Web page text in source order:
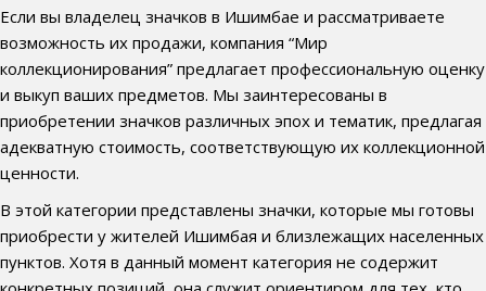
Если вы владелец значков в Ишимбае и рассматриваете
возможность их продажи, компания “Мир
коллекционирования” предлагает профессиональную оценку
и выкуп ваших предметов. Мы заинтересованы в
приобретении значков различных эпох и тематик, предлагая
адекватную стоимость, соответствующую их коллекционной
ценности.
В этой категории представлены значки, которые мы готовы
приобрести у жителей Ишимбая и близлежащих населенных
пунктов. Хотя в данный момент категория не содержит